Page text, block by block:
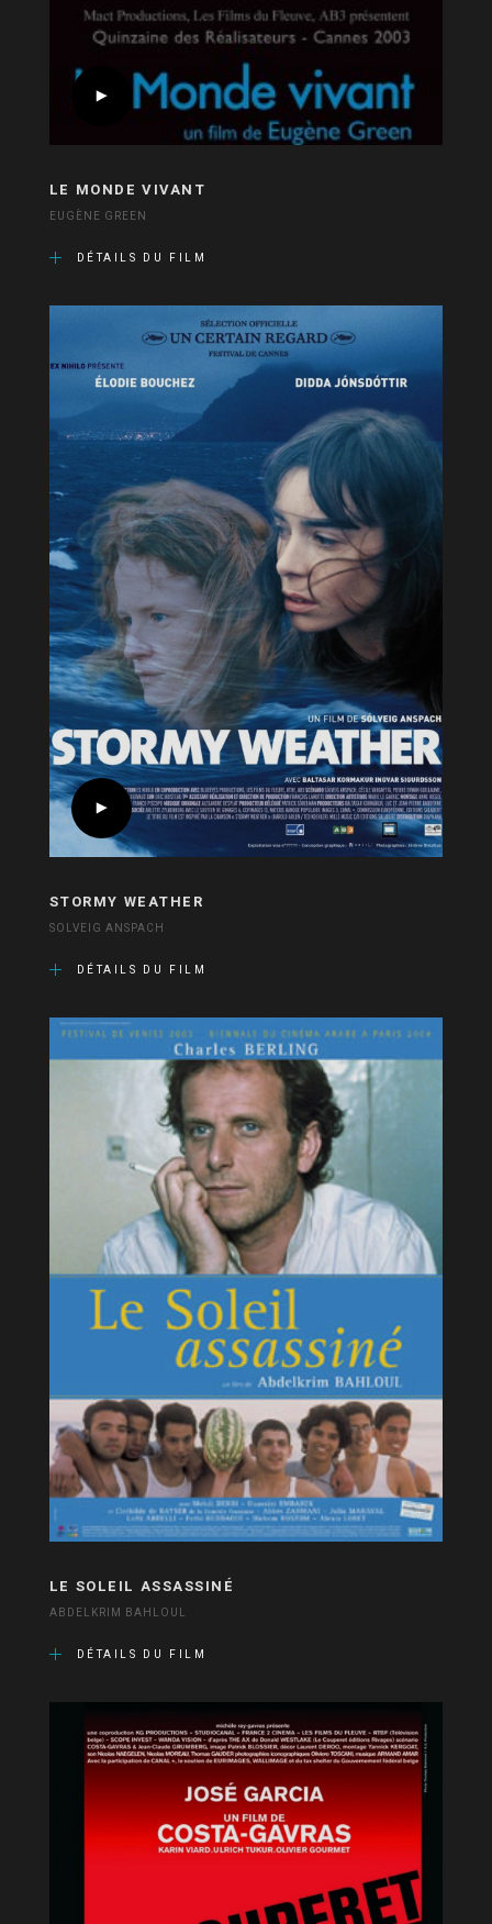
LE MONDE VIVANT
EUGÈNE GREEN
DÉTAILS DU FILM
STORMY WEATHER
SOLVEIG ANSPACH
DÉTAILS DU FILM
LE SOLEIL ASSASSINÉ
ABDELKRIM BAHLOUL
DÉTAILS DU FILM